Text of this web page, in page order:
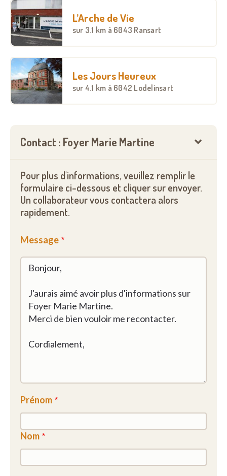
L’Arche de Vie
sur 3.1 km à 6043 Ransart
Les Jours Heureux
sur 4.1 km à 6042 Lodelinsart
Contact : Foyer Marie Martine
Pour plus d'informations, veuillez remplir le
formulaire ci-dessous et cliquer sur envoyer.
Un collaborateur vous contactera alors
rapidement.
Message
Prénom
Nom